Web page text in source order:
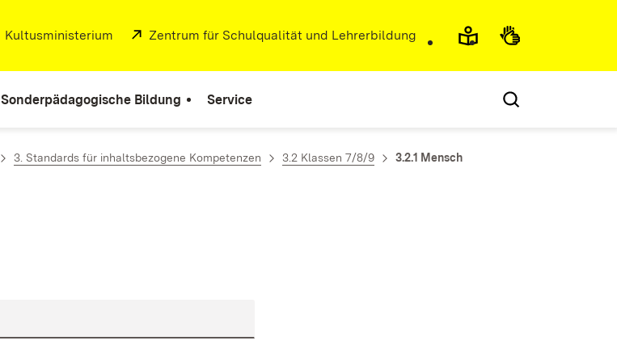
Extern:
Kultusministerium (Öffnet in neuem Fenster)
Extern:
Zentrum für Schulqualität und Lehrerbildung
Sonderpädagogische Bildung Service
3. Standards für inhaltsbezogene Kompetenzen 3.2 Klassen 7/8/9 3.2.1 Mensch